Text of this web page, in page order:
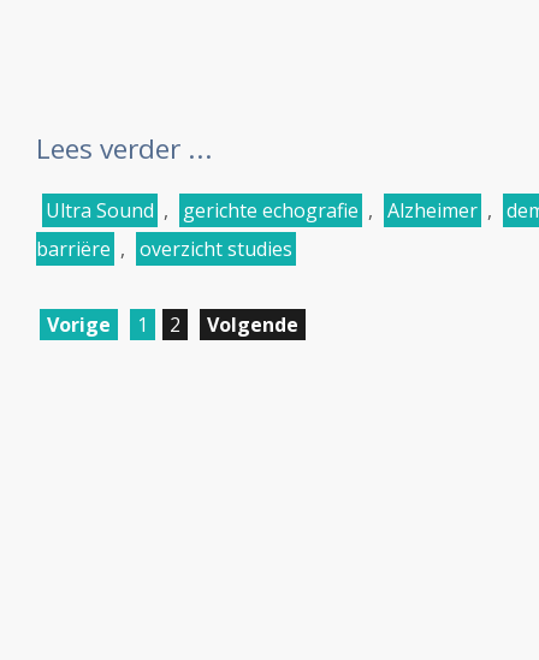
Lees verder ...
Ultra Sound , gerichte echografie , Alzheimer ,
barriëre , overzicht studies
Vorige 1 2 Volgende